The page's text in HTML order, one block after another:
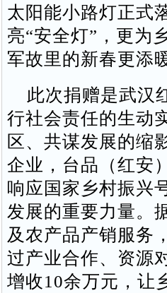
太阳能小路灯正式
亮“安全灯”，更为
军故里的新春更添
此次捐赠是武汉
行社会责任的生动
区、共谋发展的缩
企业，台品（红安
响应国家乡村振兴
发展的重要力量。
及农产品产销服务
过产业合作、资源
增收10余万元，让